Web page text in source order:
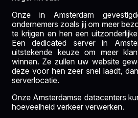
Onze in Amsterdam
ondernemers zoals jij om meer
te krijgen en hen een
Een dedicated server in
uitstekende keuze om meer
winnen. Ze zullen uw website
deze voor hen zeer snel laadt,
serverlocatie.
Onze Amsterdamse datacenters
hoeveelheid verkeer verwerken.